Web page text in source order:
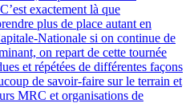
exactement là que
plus de place autant en
Nationale si on continue de
on repart de cette tournée
et répétées de différentes façons
de savoir-faire sur le terrain et
MRC et organisations de